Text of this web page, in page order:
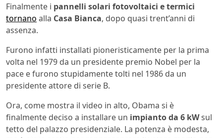
Finalmente i pannelli solari fotovoltaici e termici
tornano alla Casa Bianca, dopo quasi trent’anni di
assenza.
Furono infatti installati pioneristicamente per la prima
volta nel 1979 da un presidente premio Nobel per la
pace e furono stupidamente tolti nel 1986 da un
presidente attore di serie B.
Ora, come mostra il video in alto, Obama si è
finalmente deciso a installare un impianto da 6 kWsul
tetto del palazzo presidenziale. La potenza è modesta,